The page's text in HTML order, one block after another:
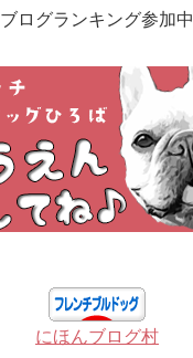
ブログランキング参加中
にほんブログ村